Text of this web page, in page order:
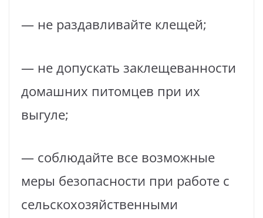
— не раздавливайте клещей;
— не допускать заклещеванности
домашних питомцев при их
выгуле;
— соблюдайте все возможные
меры безопасности при работе с
сельскохозяйственными